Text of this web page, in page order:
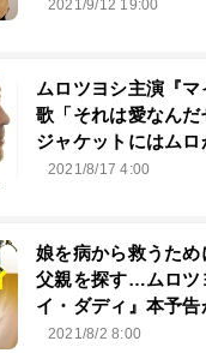
2021/9/12 19:00
ムロツヨシ主演『
歌「それは愛なんだ
ジャケットにはムロ
2021/8/17 4:00
娘を病から救うた
父親を探す…ムロツ
イ・ダディ』本予告
2021/8/2 8:00